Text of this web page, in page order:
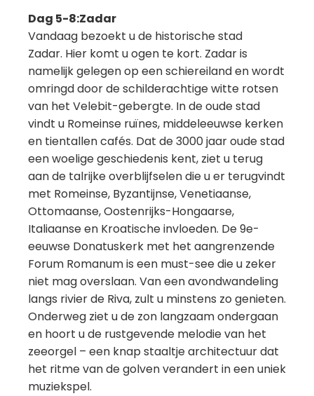
Dag 5-8:Zadar
Vandaag bezoekt u de historische stad
Zadar. Hier komt u ogen te kort. Zadar is
namelijk gelegen op een schiereiland en wordt
omringd door de schilderachtige witte rotsen
van het Velebit-gebergte. In de oude stad
vindt u Romeinse ruïnes, middeleeuwse kerken
en tientallen cafés. Dat de 3000 jaar oude stad
een woelige geschiedenis kent, ziet u terug
aan de talrijke overblijfselen die u er terugvindt
met Romeinse, Byzantijnse, Venetiaanse,
Ottomaanse, Oostenrijks-Hongaarse,
Italiaanse en Kroatische invloeden. De 9e-
eeuwse Donatuskerk met het aangrenzende
Forum Romanum is een must-see die u zeker
niet mag overslaan. Van een avondwandeling
langs rivier de Riva, zult u minstens zo genieten.
Onderweg ziet u de zon langzaam ondergaan
en hoort u de rustgevende melodie van het
zeeorgel – een knap staaltje architectuur dat
het ritme van de golven verandert in een uniek
muziekspel.